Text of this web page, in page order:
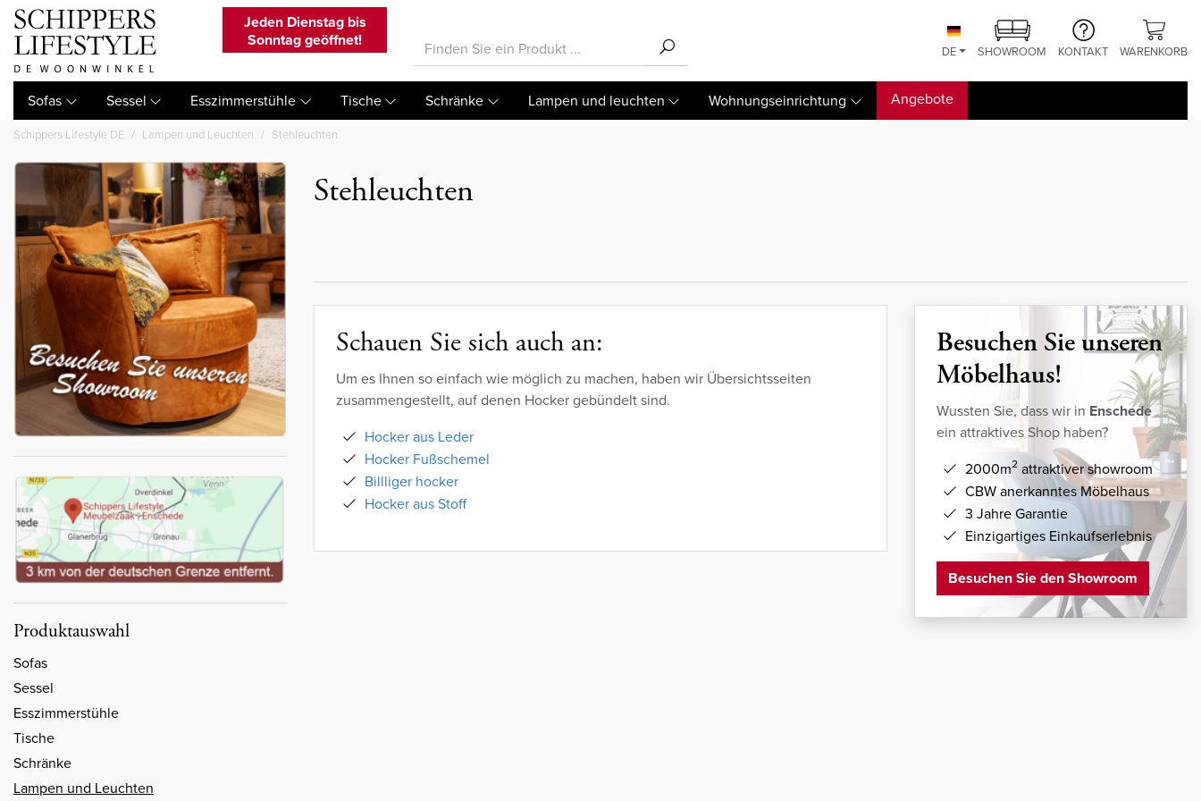
Jeden Dienstag bis
Sonntag geöffnet!
DE SHOWROOM KONTAKT WARENKORB
Sofas Sessel Esszimmerstühle Tische Schränke Lampen und leuchten Wohnungseinrichtung Angebote
Schippers Lifestyle DE Lampen und Leuchten Stehleuchten
Produktauswahl
Sofas
Sessel
Esszimmerstühle
Tische
Schränke
Lampen und Leuchten
Stehleuchten
Schauen Sie sich auch an:
Um es Ihnen so einfach wie möglich zu machen, haben wir Übersichtsseiten
zusammengestellt, auf denen Hocker gebündelt sind.
Hocker aus Leder
Hocker Fußschemel
Billliger hocker
Hocker aus Stoff
Besuchen Sie unseren
Möbelhaus!
Wussten Sie, dass wir in Enschede
ein attraktives Shop haben?
2000m2 attraktiver showroom
CBW anerkanntes Möbelhaus
3 Jahre Garantie
Einzigartiges Einkaufserlebnis
Besuchen Sie den Showroom